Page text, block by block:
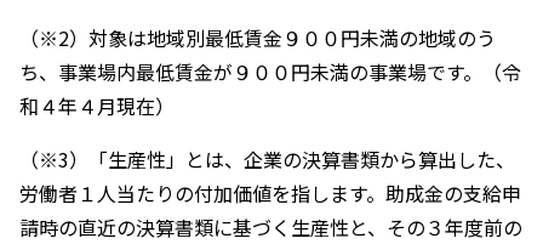
（※2）対象は地域別最低賃金９００円未満の地域のう
ち、事業場内最低賃金が９００円未満の事業場です。（令
和４年４月現在）
（※3）「生産性」とは、企業の決算書類から算出した、
労働者１人当たりの付加価値を指します。助成金の支給申
請時の直近の決算書類に基づく生産性と、その３年度前の